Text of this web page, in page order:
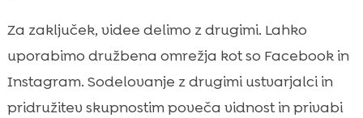
Za zaključek, videe delimo z drugimi. Lahko
uporabimo družbena omrežja kot so Facebook in
Instagram. Sodelovanje z drugimi ustvarjalci in
pridružitev skupnostim poveča vidnost in privabi